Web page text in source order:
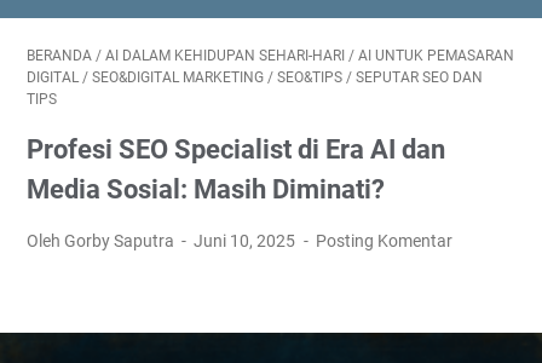
BERANDA / AI DALAM KEHIDUPAN SEHARI-HARI / AI UNTUK PEMASARAN
DIGITAL / SEO&DIGITAL MARKETING / SEO&TIPS / SEPUTAR SEO DAN
TIPS
Profesi SEO Specialist di Era AI dan
Media Sosial: Masih Diminati?
Oleh Gorby Saputra Juni 10, 2025 Posting Komentar